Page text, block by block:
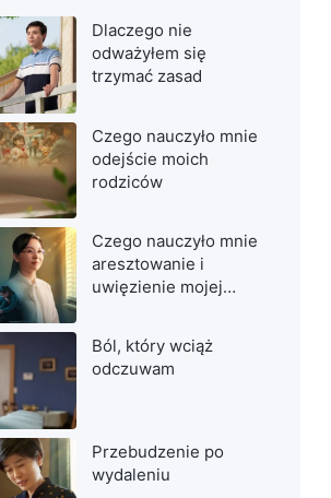
Dlaczego nie
odważyłem się
trzymać zasad
Czego nauczyło mnie
odejście moich
rodziców
Czego nauczyło mnie
aresztowanie i
uwięzienie mojej
Ból, który wciąż
odczuwam
Przebudzenie po
wydaleniu